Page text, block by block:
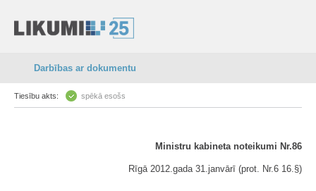
Darbības ar dokumentu
Tiesību akts: spēkā esošs
Ministru kabineta noteikumi Nr.86
Rīgā 2012.gada 31.janvārī (prot. Nr.6 16.§)